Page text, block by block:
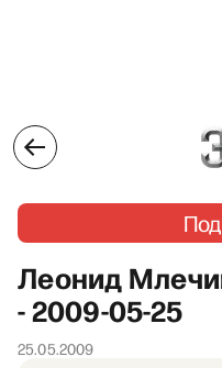
Леонид
- 2009-05-25
25.05.2009